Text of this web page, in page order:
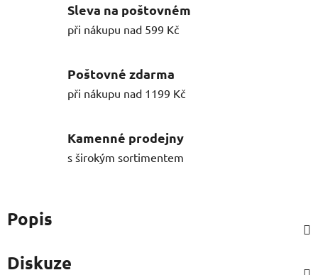
Sleva na poštovném
při nákupu nad 599 Kč
Poštovné zdarma
při nákupu nad 1199 Kč
Kamenné prodejny
s širokým sortimentem
Popis
Diskuze